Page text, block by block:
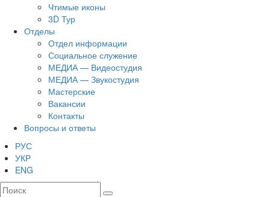
Чтимые иконы
3D Тур
Отделы
Отдел информации
Социальное служение
МЕДИА — Видеостудия
МЕДИА — Звукостудия
Мастерские
Вакансии
Контакты
Вопросы и ответы
РУС
УКР
ENG